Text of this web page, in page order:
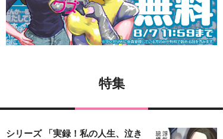
特集
シリーズ 「実録！私の人生、泣き